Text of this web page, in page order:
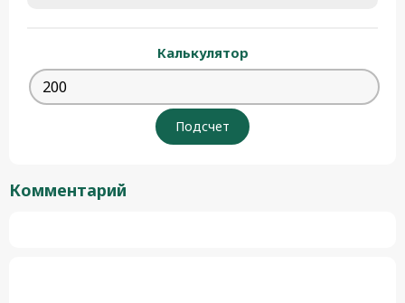
Калькулятор
Комментарий